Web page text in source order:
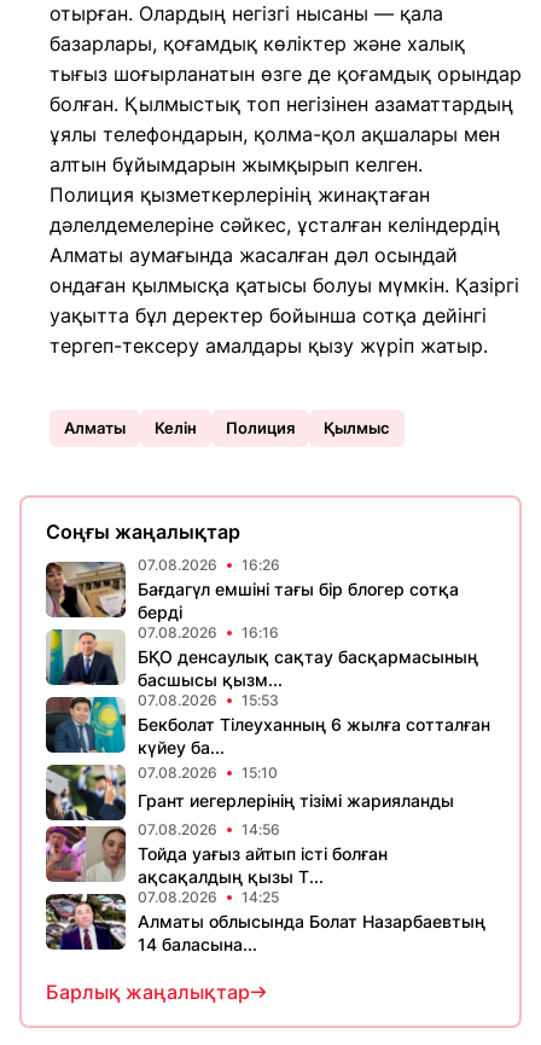
отырған. Олардың негізгі нысаны — қала
базарлары, қоғамдық көліктер және халық
тығыз шоғырланатын өзге де қоғамдық орындар
болған. Қылмыстық топ негізінен азаматтардың
ұялы телефондарын, қолма-қол ақшалары мен
алтын бұйымдарын жымқырып келген.
​Полиция қызметкерлерінің жинақтаған
дәлелдемелеріне сәйкес, ұсталған келіндердің
Алматы аумағында жасалған дәл осындай
ондаған қылмысқа қатысы болуы мүмкін. Қазіргі
уақытта бұл деректер бойынша сотқа дейінгі
тергеп-тексеру амалдары қызу жүріп жатыр.
Алматы Келін Полиция Қылмыс
Соңғы жаңалықтар
07.08.2026 16:26
Бағдагүл емшіні тағы бір блогер сотқа
берді
07.08.2026 16:16
БҚО денсаулық сақтау басқармасының
басшысы қызм...
07.08.2026 15:53
Бекболат Тілеуханның 6 жылға сотталған
күйеу ба...
07.08.2026 15:10
Грант иегерлерінің тізімі жарияланды
07.08.2026 14:56
Тойда уағыз айтып істі болған
ақсақалдың қызы Т...
07.08.2026 14:25
Алматы облысында Болат Назарбаевтың
14 баласына...
Барлық жаңалықтар